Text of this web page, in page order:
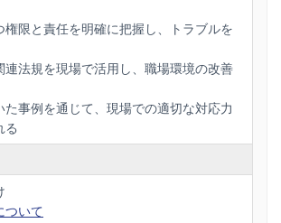
権限と責任を明確に把握し、トラブルを
連法規を現場で活用し、職場環境の改善
た事例を通じて、現場での適切な対応力
る
ついて